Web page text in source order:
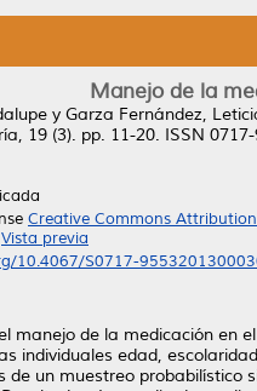
Manejo de la
y Garza Fernández,
19 (3). pp. 11-20. ISSN
Creative Commons
Vista previa
10.4067/S0717-
manejo de la medicación
individuales edad,
de un muestreo